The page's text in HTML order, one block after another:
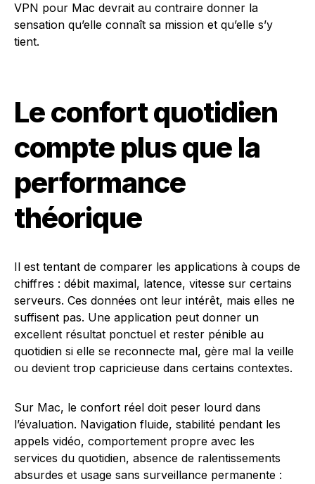
VPN pour Mac devrait au contraire donner la
sensation qu’elle connaît sa mission et qu’elle s’y
tient.
Le confort quotidien
compte plus que la
performance
théorique
Il est tentant de comparer les applications à coups de
chiffres : débit maximal, latence, vitesse sur certains
serveurs. Ces données ont leur intérêt, mais elles ne
suffisent pas. Une application peut donner un
excellent résultat ponctuel et rester pénible au
quotidien si elle se reconnecte mal, gère mal la veille
ou devient trop capricieuse dans certains contextes.
Sur Mac, le confort réel doit peser lourd dans
l’évaluation. Navigation fluide, stabilité pendant les
appels vidéo, comportement propre avec les
services du quotidien, absence de ralentissements
absurdes et usage sans surveillance permanente :